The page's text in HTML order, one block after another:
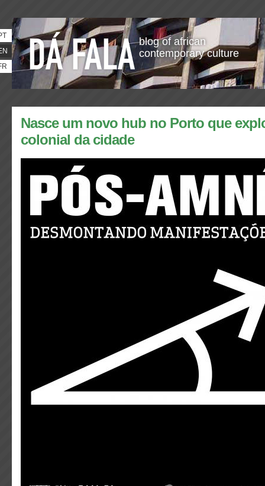
blog of african
contemporary culture
Nasce um novo hub no Porto que
colonial da cidade